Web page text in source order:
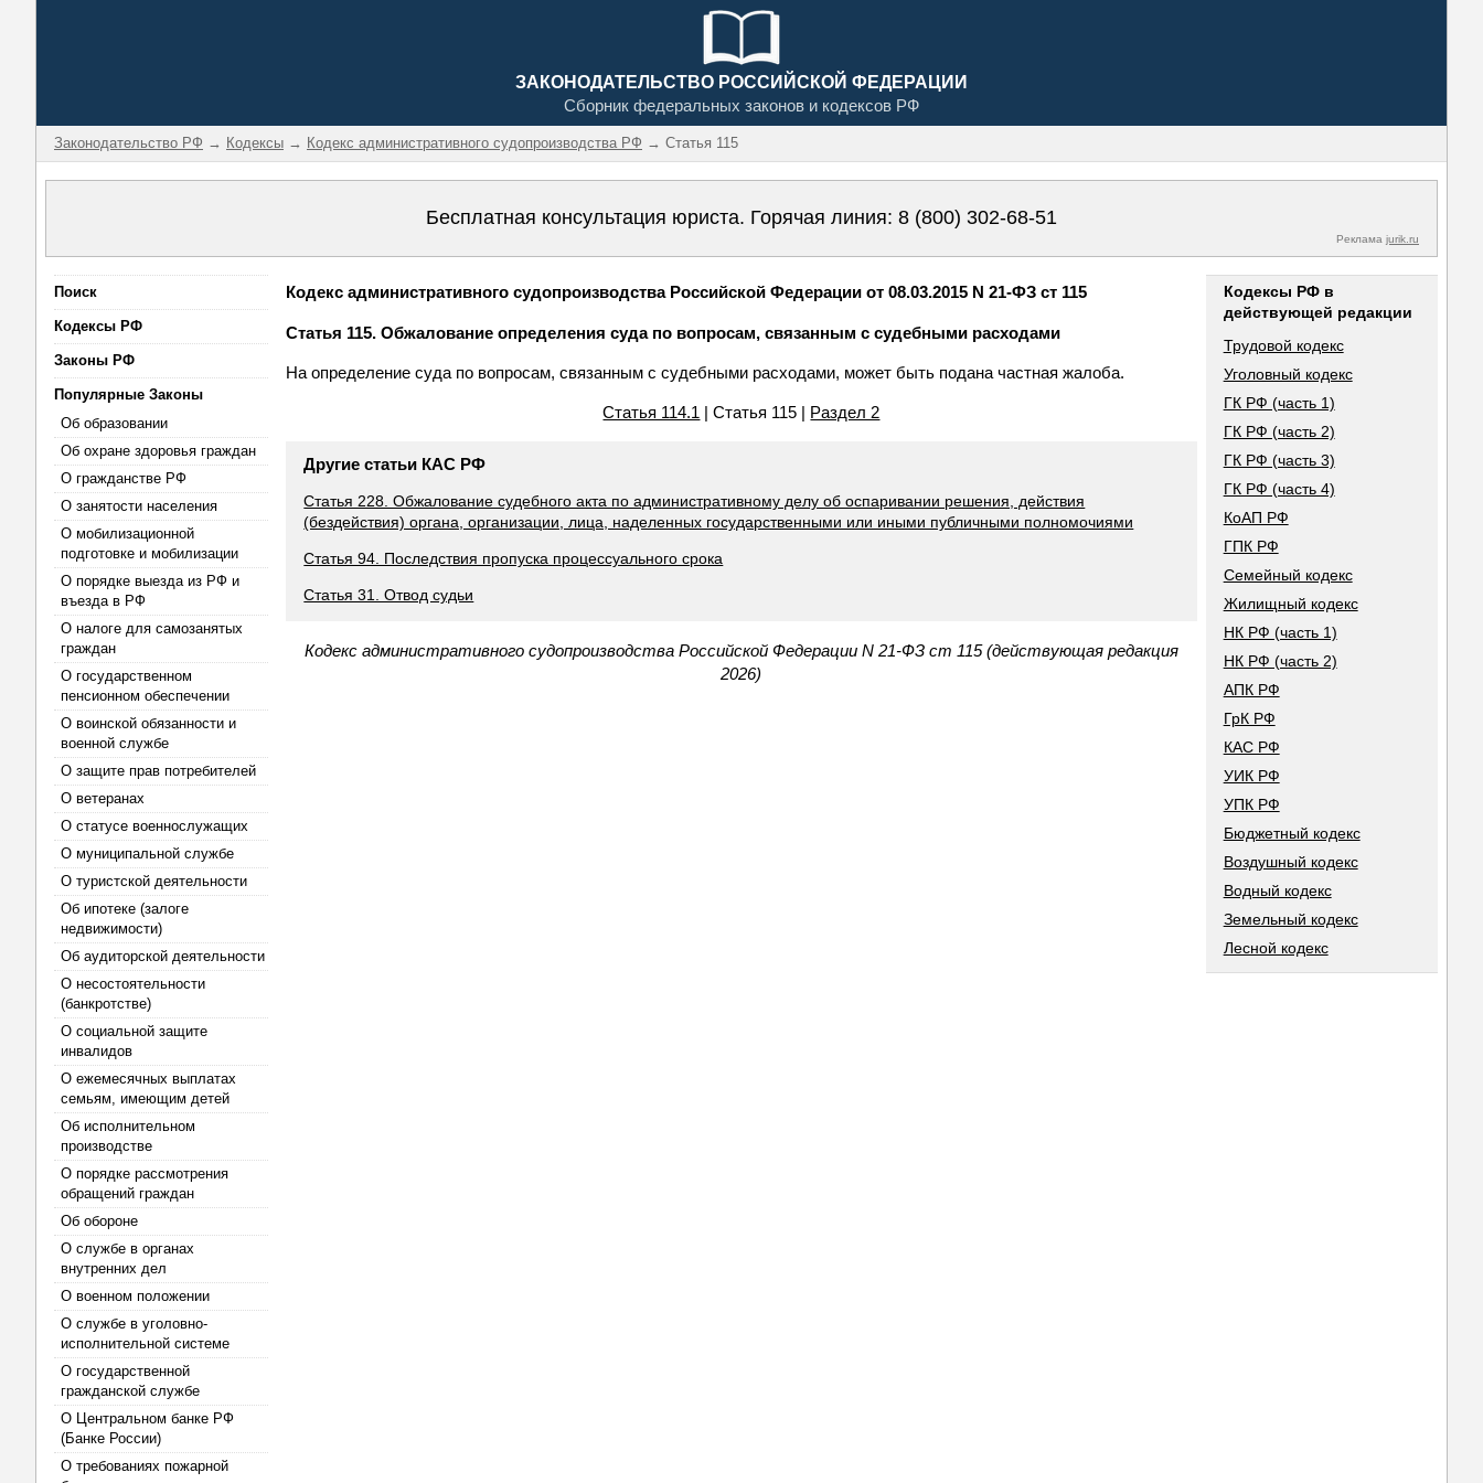
ЗАКОНОДАТЕЛЬСТВО РОССИЙСКОЙ ФЕДЕРАЦИИ
Сборник федеральных законов и кодексов РФ
Законодательство РФ → Кодексы → Кодекс административного судопроизводства РФ → Статья 115
Бесплатная консультация юриста. Горячая линия: 8 (800) 302-68-51
Реклама jurik.ru
Поиск
Кодексы РФ
Законы РФ
Популярные Законы
Об образовании
Об охране здоровья граждан
О гражданстве РФ
О занятости населения
О мобилизационной
подготовке и мобилизации
О порядке выезда из РФ и
въезда в РФ
О налоге для самозанятых
граждан
О государственном
пенсионном обеспечении
О воинской обязанности и
военной службе
О защите прав потребителей
О ветеранах
О статусе военнослужащих
О муниципальной службе
О туристской деятельности
Об ипотеке (залоге
недвижимости)
Об аудиторской деятельности
О несостоятельности
(банкротстве)
О социальной защите
инвалидов
О ежемесячных выплатах
семьям, имеющим детей
Об исполнительном
производстве
О порядке рассмотрения
обращений граждан
Об обороне
О службе в органах
внутренних дел
О военном положении
О службе в уголовно-
исполнительной системе
О государственной
гражданской службе
О Центральном банке РФ
(Банке России)
О требованиях пожарной
Кодекс административного судопроизводства Российской Федерации от 08.03.2015 N 21-ФЗ ст 115
Статья 115. Обжалование определения суда по вопросам, связанным с судебными расходами
На определение суда по вопросам, связанным с судебными расходами, может быть подана частная жалоба.
Статья 114.1 | Статья 115 | Раздел 2
Другие статьи КАС РФ
Статья 228. Обжалование судебного акта по административному делу об оспаривании решения, действия
(бездействия) органа, организации, лица, наделенных государственными или иными публичными полномочиями
Статья 94. Последствия пропуска процессуального срока
Статья 31. Отвод судьи
Кодекс административного судопроизводства Российской Федерации N 21-ФЗ ст 115 (действующая редакция
2026)
Кодексы РФ в
действующей редакции
Трудовой кодекс
Уголовный кодекс
ГК РФ (часть 1)
ГК РФ (часть 2)
ГК РФ (часть 3)
ГК РФ (часть 4)
КоАП РФ
ГПК РФ
Семейный кодекс
Жилищный кодекс
НК РФ (часть 1)
НК РФ (часть 2)
АПК РФ
ГрК РФ
КАС РФ
УИК РФ
УПК РФ
Бюджетный кодекс
Воздушный кодекс
Водный кодекс
Земельный кодекс
Лесной кодекс